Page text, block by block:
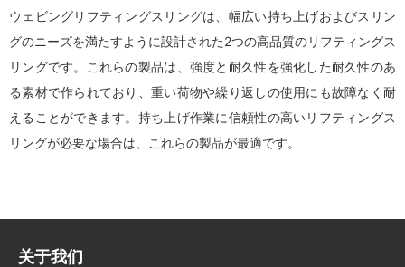
ウェビングリフティングスリングは、幅広い持ち上げおよびスリン
グのニーズを満たすように設計された2つの高品質のリフティングス
リングです。これらの製品は、強度と耐久性を強化した耐久性のあ
る素材で作られており、重い荷物や繰り返しの使用にも故障なく耐
えることができます。持ち上げ作業に信頼性の高いリフティングス
リングが必要な場合は、これらの製品が最適です。
关于我们